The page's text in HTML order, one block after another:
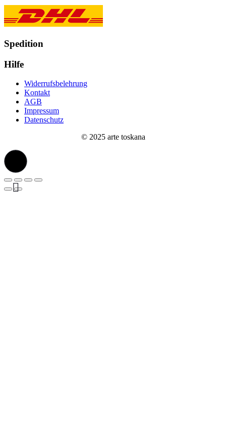
Spedition
Hilfe
Widerrufsbelehrung
Kontakt
AGB
Impressum
Datenschutz
© 2025 arte toskana